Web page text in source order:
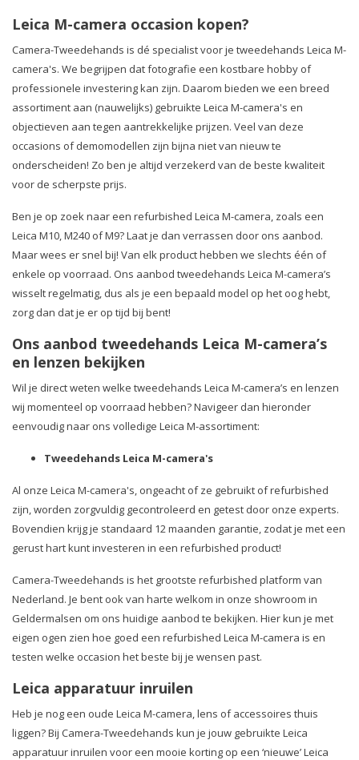
Leica M-camera occasion kopen?
Camera-Tweedehands is dé specialist voor je tweedehands Leica M-
camera's. We begrijpen dat fotografie een kostbare hobby of
professionele investering kan zijn. Daarom bieden we een breed
assortiment aan (nauwelijks) gebruikte Leica M-camera's en
objectieven aan tegen aantrekkelijke prijzen. Veel van deze
occasions of demomodellen zijn bijna niet van nieuw te
onderscheiden! Zo ben je altijd verzekerd van de beste kwaliteit
voor de scherpste prijs.
Ben je op zoek naar een refurbished Leica M-camera, zoals een
Leica M10, M240 of M9? Laat je dan verrassen door ons aanbod.
Maar wees er snel bij! Van elk product hebben we slechts één of
enkele op voorraad. Ons aanbod tweedehands Leica M-camera’s
wisselt regelmatig, dus als je een bepaald model op het oog hebt,
zorg dan dat je er op tijd bij bent!
Ons aanbod tweedehands Leica M-camera’s
en lenzen bekijken
Wil je direct weten welke tweedehands Leica M-camera’s en lenzen
wij momenteel op voorraad hebben? Navigeer dan hieronder
eenvoudig naar ons volledige Leica M-assortiment:
Tweedehands Leica M-camera's
Al onze Leica M-camera's, ongeacht of ze gebruikt of refurbished
zijn, worden zorgvuldig gecontroleerd en getest door onze experts.
Bovendien krijg je standaard 12 maanden garantie, zodat je met een
gerust hart kunt investeren in een refurbished product!
Camera-Tweedehands is het grootste refurbished platform van
Nederland. Je bent ook van harte welkom in onze showroom in
Geldermalsen om ons huidige aanbod te bekijken. Hier kun je met
eigen ogen zien hoe goed een refurbished Leica M-camera is en
testen welke occasion het beste bij je wensen past.
Leica apparatuur inruilen
Heb je nog een oude Leica M-camera, lens of accessoires thuis
liggen? Bij Camera-Tweedehands kun je jouw gebruikte Leica
apparatuur inruilen voor een mooie korting op een ‘nieuwe’ Leica